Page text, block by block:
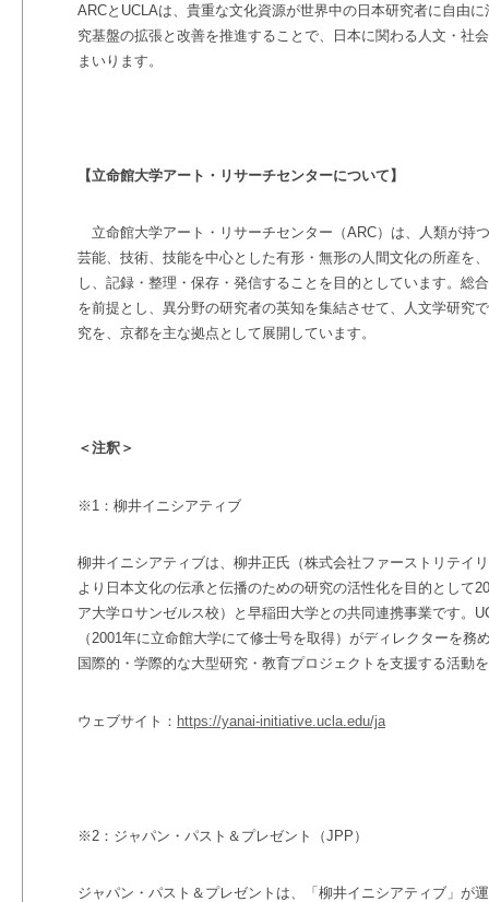
ARCと UCLAは、貴重な文化資源が世界中の日本研究者に自由
究基盤の拡張と改善を推進することで、
日本に関わる人文・社
まいります。
【立命館大学アート・リサーチセンターについて】
立命館大学アート・リサーチセンター（ARC）は、人類が持
芸能、技術、技能を中心とした有形・無形の人間文化の所産を
し、記録・整理・保存・発信することを目的としています。総
を前提とし、異分野の研究者の英知を集結させて、人文学研究
究を、京都を主な拠点として展開しています。
＜注釈＞
※1 ：柳井イニシアティブ
柳井イニシアティブは、柳井正氏（株式会社ファーストリテイ
より日本文化の伝承と伝播のための研究の活性化を目的として
ア大学ロサンゼルス校）と早稲田大学との共同連携事業です。
（2001年に立命館大学にて修士号を取得）がディレクターを務
国際的・学際的な大型研究・教育プロジェクトを支援する活動
ウェブサイト： https://yanai-initiative.ucla.edu/ja
※2 ：ジャパン・パスト＆プレゼント（JPP ）
ジャパン・パスト＆プレゼントは、「柳井イニシアティブ」が